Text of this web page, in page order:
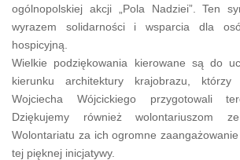
ogólnopolskiej akcji „Pola Nadziei”. Ten
wyrazem solidarności i wsparcia dla
hospicyjną.
Wielkie podziękowania kierowane są do
kierunku architektury krajobrazu,
Wojciecha Wójcickiego przygotowali
Dziękujemy również wolontariuszom
Wolontariatu za ich ogromne
tej pięknej inicjatywy.